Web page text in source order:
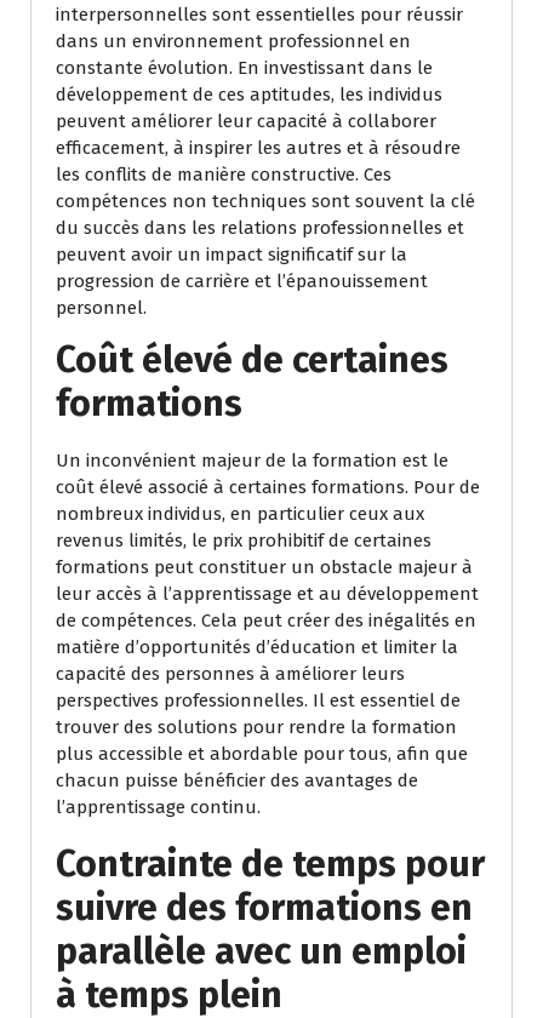
interpersonnelles sont essentielles pour réussir
dans un environnement professionnel en
constante évolution. En investissant dans le
développement de ces aptitudes, les individus
peuvent améliorer leur capacité à collaborer
efficacement, à inspirer les autres et à résoudre
les conflits de manière constructive. Ces
compétences non techniques sont souvent la clé
du succès dans les relations professionnelles et
peuvent avoir un impact significatif sur la
progression de carrière et l’épanouissement
personnel.
Coût élevé de certaines
formations
Un inconvénient majeur de la formation est le
coût élevé associé à certaines formations. Pour de
nombreux individus, en particulier ceux aux
revenus limités, le prix prohibitif de certaines
formations peut constituer un obstacle majeur à
leur accès à l’apprentissage et au développement
de compétences. Cela peut créer des inégalités en
matière d’opportunités d’éducation et limiter la
capacité des personnes à améliorer leurs
perspectives professionnelles. Il est essentiel de
trouver des solutions pour rendre la formation
plus accessible et abordable pour tous, afin que
chacun puisse bénéficier des avantages de
l’apprentissage continu.
Contrainte de temps pour
suivre des formations en
parallèle avec un emploi
à temps plein